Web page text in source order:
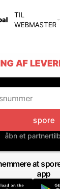
TIL
WEBMASTER
AF
spore
åbn et
at
app